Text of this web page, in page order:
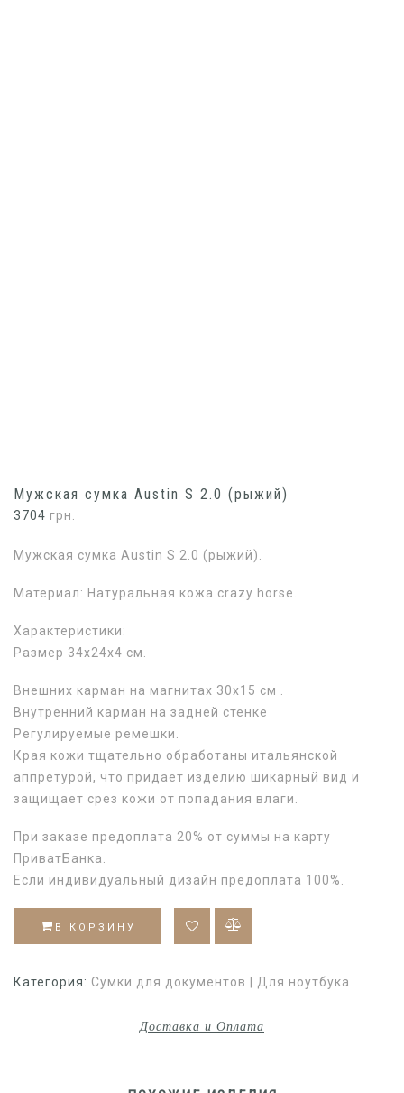
Мужская сумка Austin S 2.0 (рыжий)
3704 грн.
Мужская сумка Austin S 2.0 (рыжий).
Материал: Натуральная кожа crazy horse.
Характеристики:
Размер 34х24х4 см.
Внешних карман на магнитах 30х15 см .
Внутренний карман на задней стенке
Регулируемые ремешки.
Края кожи тщательно обработаны итальянской
аппретурой, что придает изделию шикарный вид и
защищает срез кожи от попадания влаги.
При заказе предоплата 20% от суммы на карту
ПриватБанка.
Если индивидуальный дизайн предоплата 100%.
В КОРЗИНУ
Категория: Сумки для документов | Для ноутбука
Доставка и Оплата